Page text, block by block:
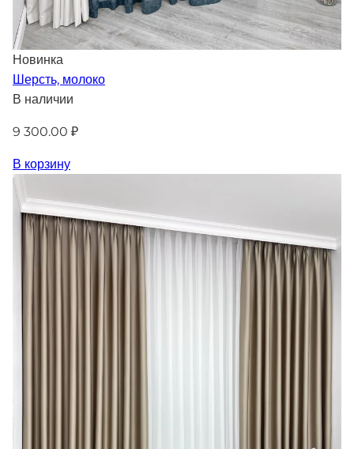
Новинка
Шерсть, молоко
В наличии
9 300.00 ₽
В корзину